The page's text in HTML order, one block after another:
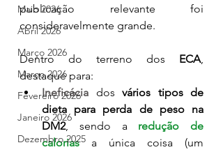
Maio 2026
Abril 2026
Março 2026
Março 2026
Fevereiro 2026
Janeiro 2026
Dezembro 2025
publicação relevante foi
consideravelmente grande.
Dentro do terreno dos ECA,
destaque para:
Ineficácia dos vários tipos de
dieta para perda de peso na
DM2, sendo a redução de
calorias a única coisa (um